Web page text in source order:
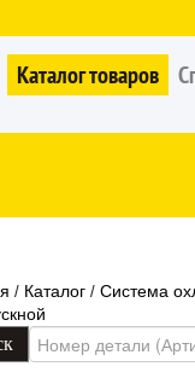
Каталог товаров
/ Каталог / Система